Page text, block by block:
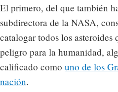
El primero, del que también
subdirectora de la NASA,
catalogar todos los asteroides
peligro para la humanidad,
calificado como uno de los
nación.